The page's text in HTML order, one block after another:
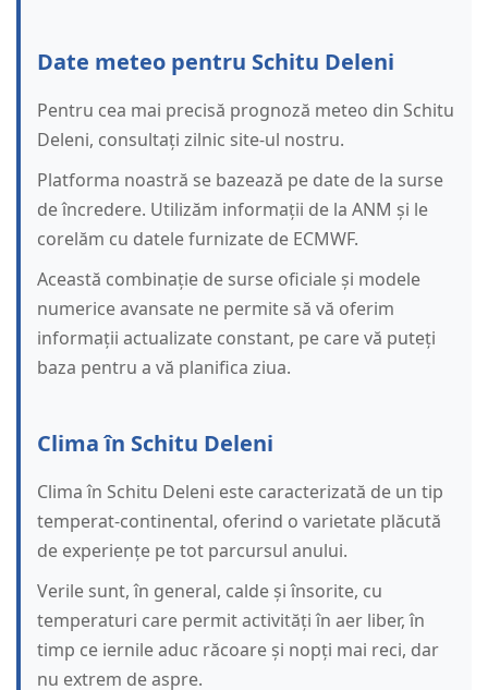
Date meteo pentru Schitu Deleni
Pentru cea mai precisă prognoză meteo din Schitu
Deleni, consultați zilnic site-ul nostru.
Platforma noastră se bazează pe date de la surse
de încredere. Utilizăm informații de la ANM și le
corelăm cu datele furnizate de ECMWF.
Această combinație de surse oficiale și modele
numerice avansate ne permite să vă oferim
informații actualizate constant, pe care vă puteți
baza pentru a vă planifica ziua.
Clima în Schitu Deleni
Clima în Schitu Deleni este caracterizată de un tip
temperat-continental, oferind o varietate plăcută
de experiențe pe tot parcursul anului.
Verile sunt, în general, calde și însorite, cu
temperaturi care permit activități în aer liber, în
timp ce iernile aduc răcoare și nopți mai reci, dar
nu extrem de aspre.